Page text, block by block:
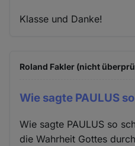
Klasse und Danke!
Roland Fakler (nicht
Wie sagte PAULUS
Wie sagte PAULUS so
die Wahrheit Gottes